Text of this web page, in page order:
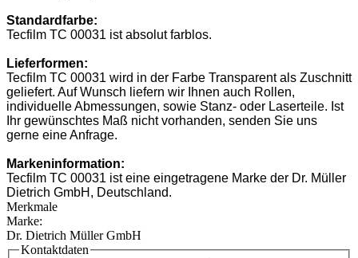
Standardfarbe:
Tecfilm TC 00031 ist absolut farblos.
Lieferformen:
Tecfilm TC 00031 wird in der Farbe Transparent als Zuschnitt
geliefert. Auf Wunsch liefern wir Ihnen auch Rollen,
individuelle Abmessungen, sowie Stanz- oder Laserteile. Ist
Ihr gewünschtes Maß nicht vorhanden, senden Sie uns
gerne eine Anfrage.
Markeninformation:
Tecfilm TC 00031 ist eine eingetragene Marke der Dr. Müller
Dietrich GmbH, Deutschland.
Merkmale
Marke:
Dr. Dietrich Müller GmbH
Kontaktdaten